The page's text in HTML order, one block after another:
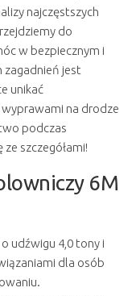
najczęstszych
do
w bezpiecznym i
zagadnień jest
unikać
na drodze
podczas
szczegółami!
6M
udźwigu 4,0 tony i
dla osób